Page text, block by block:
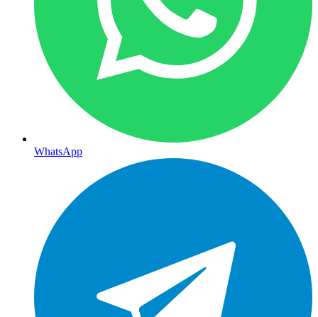
WhatsApp